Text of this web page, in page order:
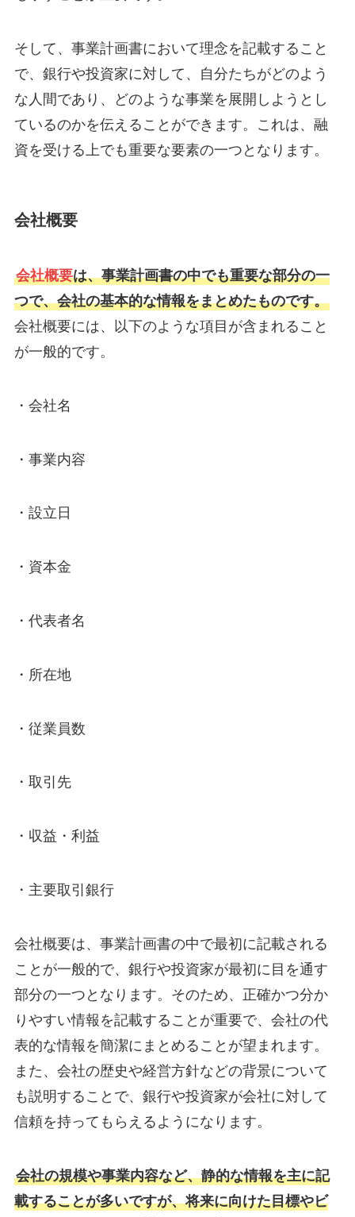
そして、事業計画書において理念を記載すること
で、銀行や投資家に対して、自分たちがどのよう
な人間であり、どのような事業を展開しようとし
ているのかを伝えることができます。これは、融
資を受ける上でも重要な要素の一つとなります。
会社概要
会社概要は、事業計画書の中でも重要な部分の一
つで、会社の基本的な情報をまとめたものです。
会社概要には、以下のような項目が含まれること
が一般的です。
・会社名
・事業内容
・設立日
・資本金
・代表者名
・所在地
・従業員数
・取引先
・収益・利益
・主要取引銀行
会社概要は、事業計画書の中で最初に記載される
ことが一般的で、銀行や投資家が最初に目を通す
部分の一つとなります。そのため、正確かつ分か
りやすい情報を記載することが重要で、会社の代
表的な情報を簡潔にまとめることが望まれます。
また、会社の歴史や経営方針などの背景について
も説明することで、銀行や投資家が会社に対して
信頼を持ってもらえるようになります。
会社の規模や事業内容など、静的な情報を主に記
載することが多いですが、将来に向けた目標やビ